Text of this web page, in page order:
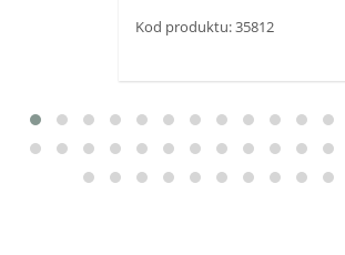
Kod produktu: 35812